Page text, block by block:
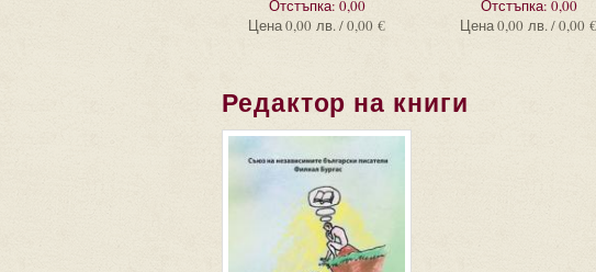
Отстъпка: 0,00
Цена0,00 лв. / 0,00 €
Отстъпка: 0,00
Цена0,00 лв. / 0,00 €
Редактор на книги